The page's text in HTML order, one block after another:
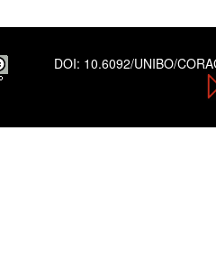
DOI: 10.6092/UNIBO/